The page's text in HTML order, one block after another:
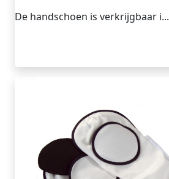
De handschoen is verkrijgbaar i...